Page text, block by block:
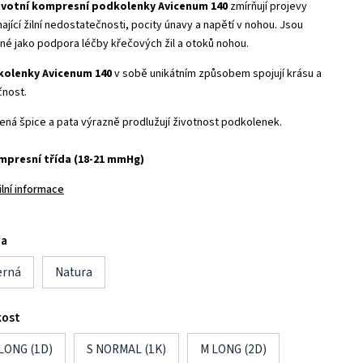
kompresní podkolenky Avicenum 140 zmírňují projevy
žilní nedostatečnosti, pocity únavy a napětí v nohou. Jsou
jako podpora léčby křečových žil a otoků nohou.
Avicenum 140v sobě unikátním způsobem spojují krásu a
špice a pata výrazně prodlužují životnost podkolenek.
třída (18-21 mmHg)
informace
Natura
(1D)
S NORMAL (1K) M LONG (2D)